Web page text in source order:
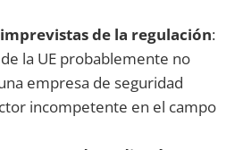
de la regulación:
la UE probablemente no
empresa de seguridad
incompetente en el campo